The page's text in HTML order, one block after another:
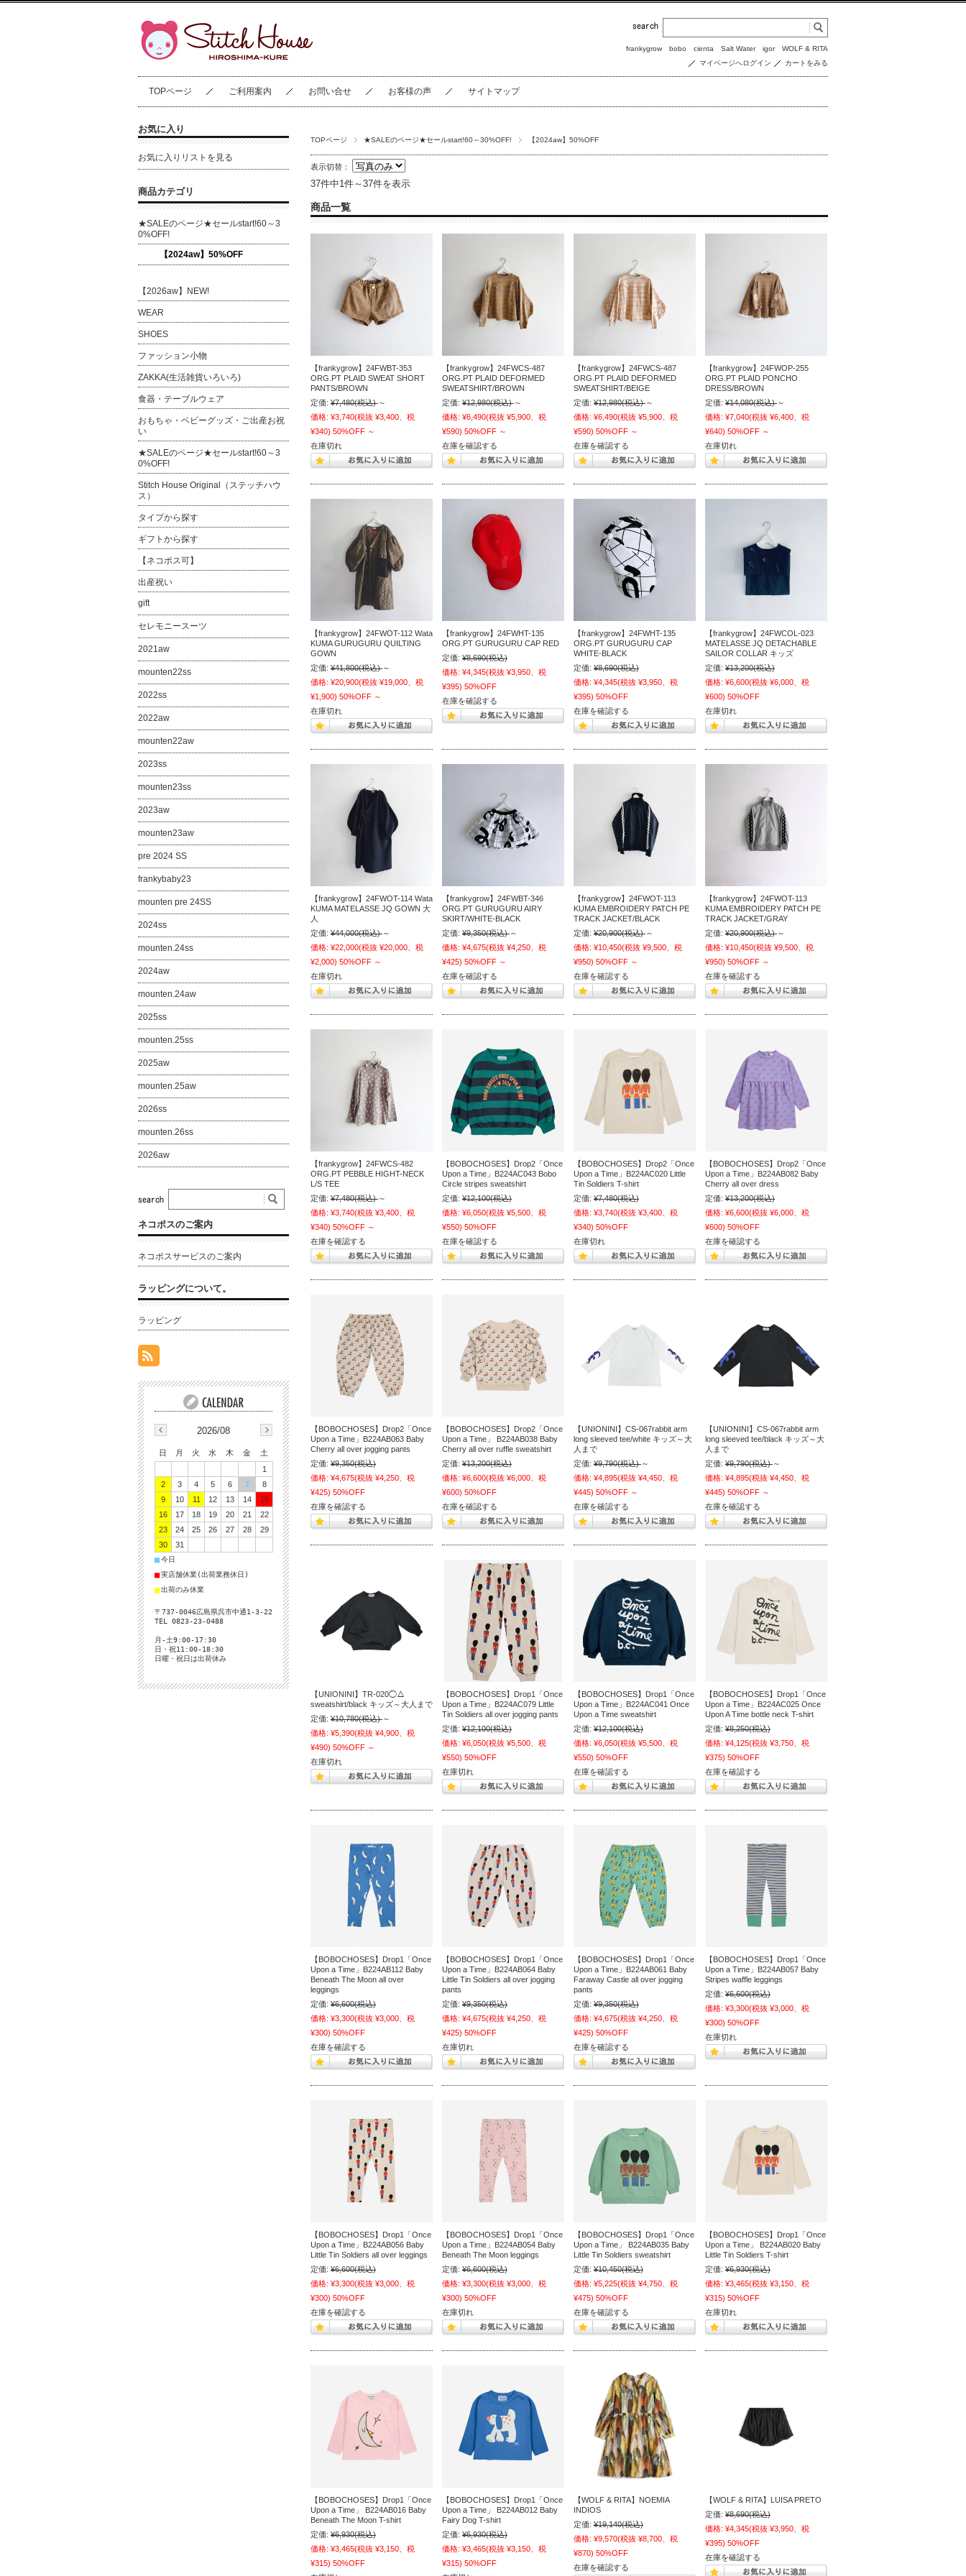
frankygrow bobo cienta Salt Water igor
WOLF & RITA
マイページへログイン
カートをみる
TOPページ ご利用案内 お問い合せ お客様の声 サイトマップ
TOPページ ★SALEのページ★セールstart!60～30%OFF! 【2024aw】50%OFF
表示切替：
37件中1件～37件を表示
商品一覧
【frankygrow】24FWBT-353
ORG.PT PLAID SWEAT SHORT
PANTS/BROWN
定価: ¥7,480(税込) ～
価格: ¥3,740(税抜 ¥3,400、税
¥340) 50%OFF ～
在庫切れ
【frankygrow】24FWCS-487
ORG.PT PLAID DEFORMED
SWEATSHIRT/BROWN
定価: ¥12,980(税込) ～
価格: ¥6,490(税抜 ¥5,900、税
¥590) 50%OFF ～
在庫を確認する
【frankygrow】24FWCS-487
ORG.PT PLAID DEFORMED
SWEATSHIRT/BEIGE
定価: ¥12,980(税込) ～
価格: ¥6,490(税抜 ¥5,900、税
¥590) 50%OFF ～
在庫を確認する
【frankygrow】24FWOP-255
ORG.PT PLAID PONCHO
DRESS/BROWN
定価: ¥14,080(税込) ～
価格: ¥7,040(税抜 ¥6,400、税
¥640) 50%OFF ～
在庫切れ
【frankygrow】24FWOT-112 Wata
KUMA GURUGURU QUILTING
GOWN
定価: ¥41,800(税込) ～
価格: ¥20,900(税抜 ¥19,000、税
¥1,900) 50%OFF ～
在庫切れ
【frankygrow】24FWHT-135
ORG.PT GURUGURU CAP RED
定価: ¥8,690(税込)
価格: ¥4,345(税抜 ¥3,950、税
¥395) 50%OFF
在庫を確認する
【frankygrow】24FWHT-135
ORG.PT GURUGURU CAP
WHITE-BLACK
定価: ¥8,690(税込)
価格: ¥4,345(税抜 ¥3,950、税
¥395) 50%OFF
在庫を確認する
【frankygrow】24FWCOL-023
MATELASSE JQ DETACHABLE
SAILOR COLLAR キッズ
定価: ¥13,200(税込)
価格: ¥6,600(税抜 ¥6,000、税
¥600) 50%OFF
在庫切れ
【frankygrow】24FWOT-114 Wata
KUMA MATELASSE JQ GOWN 大
人
定価: ¥44,000(税込) ～
価格: ¥22,000(税抜 ¥20,000、税
¥2,000) 50%OFF ～
在庫切れ
【frankygrow】24FWBT-346
ORG.PT GURUGURU AIRY
SKIRT/WHITE-BLACK
定価: ¥9,350(税込) ～
価格: ¥4,675(税抜 ¥4,250、税
¥425) 50%OFF ～
在庫を確認する
【frankygrow】24FWOT-113
KUMA EMBROIDERY PATCH PE
TRACK JACKET/BLACK
定価: ¥20,900(税込) ～
価格: ¥10,450(税抜 ¥9,500、税
¥950) 50%OFF ～
在庫を確認する
【frankygrow】24FWOT-113
KUMA EMBROIDERY PATCH PE
TRACK JACKET/GRAY
定価: ¥20,900(税込) ～
価格: ¥10,450(税抜 ¥9,500、税
¥950) 50%OFF ～
在庫を確認する
【frankygrow】24FWCS-482
ORG.PT PEBBLE HIGHT-NECK
L/S TEE
定価: ¥7,480(税込) ～
価格: ¥3,740(税抜 ¥3,400、税
¥340) 50%OFF ～
在庫を確認する
【BOBOCHOSES】Drop2「Once
Upon a Time」B224AC043 Bobo
Circle stripes sweatshirt
定価: ¥12,100(税込)
価格: ¥6,050(税抜 ¥5,500、税
¥550) 50%OFF
在庫を確認する
【BOBOCHOSES】Drop2「Once
Upon a Time」B224AC020 Little
Tin Soldiers T-shirt
定価: ¥7,480(税込)
価格: ¥3,740(税抜 ¥3,400、税
¥340) 50%OFF
在庫切れ
【BOBOCHOSES】Drop2「Once
Upon a Time」B224AB082 Baby
Cherry all over dress
定価: ¥13,200(税込)
価格: ¥6,600(税抜 ¥6,000、税
¥600) 50%OFF
在庫を確認する
【BOBOCHOSES】Drop2「Once
Upon a Time」B224AB063 Baby
Cherry all over jogging pants
定価: ¥9,350(税込)
価格: ¥4,675(税抜 ¥4,250、税
¥425) 50%OFF
在庫を確認する
【BOBOCHOSES】Drop2「Once
Upon a Time」 B224AB038 Baby
Cherry all over ruffle sweatshirt
定価: ¥13,200(税込)
価格: ¥6,600(税抜 ¥6,000、税
¥600) 50%OFF
在庫を確認する
【UNIONINI】CS-067rabbit arm
long sleeved tee/white キッズ～大
人まで
定価: ¥9,790(税込) ～
価格: ¥4,895(税抜 ¥4,450、税
¥445) 50%OFF ～
在庫を確認する
【UNIONINI】CS-067rabbit arm
long sleeved tee/black キッズ～大
人まで
定価: ¥9,790(税込) ～
価格: ¥4,895(税抜 ¥4,450、税
¥445) 50%OFF ～
在庫を確認する
【UNIONINI】TR-020◯△
sweatshirt/black キッズ～大人まで
定価: ¥10,780(税込) ～
価格: ¥5,390(税抜 ¥4,900、税
¥490) 50%OFF ～
在庫切れ
【BOBOCHOSES】Drop1「Once
Upon a Time」B224AC079 Little
Tin Soldiers all over jogging pants
定価: ¥12,100(税込)
価格: ¥6,050(税抜 ¥5,500、税
¥550) 50%OFF
在庫切れ
【BOBOCHOSES】Drop1「Once
Upon a Time」B224AC041 Once
Upon a Time sweatshirt
定価: ¥12,100(税込)
価格: ¥6,050(税抜 ¥5,500、税
¥550) 50%OFF
在庫を確認する
【BOBOCHOSES】Drop1「Once
Upon a Time」B224AC025 Once
Upon A Time bottle neck T-shirt
定価: ¥8,250(税込)
価格: ¥4,125(税抜 ¥3,750、税
¥375) 50%OFF
在庫を確認する
【BOBOCHOSES】Drop1「Once
Upon a Time」B224AB112 Baby
Beneath The Moon all over
leggings
定価: ¥6,600(税込)
価格: ¥3,300(税抜 ¥3,000、税
¥300) 50%OFF
在庫を確認する
【BOBOCHOSES】Drop1「Once
Upon a Time」B224AB064 Baby
Little Tin Soldiers all over jogging
pants
定価: ¥9,350(税込)
価格: ¥4,675(税抜 ¥4,250、税
¥425) 50%OFF
在庫切れ
【BOBOCHOSES】Drop1「Once
Upon a Time」B224AB061 Baby
Faraway Castle all over jogging
pants
定価: ¥9,350(税込)
価格: ¥4,675(税抜 ¥4,250、税
¥425) 50%OFF
在庫を確認する
【BOBOCHOSES】Drop1「Once
Upon a Time」B224AB057 Baby
Stripes waffle leggings
定価: ¥6,600(税込)
価格: ¥3,300(税抜 ¥3,000、税
¥300) 50%OFF
在庫切れ
【BOBOCHOSES】Drop1「Once
Upon a Time」B224AB056 Baby
Little Tin Soldiers all over leggings
定価: ¥6,600(税込)
価格: ¥3,300(税抜 ¥3,000、税
¥300) 50%OFF
在庫を確認する
【BOBOCHOSES】Drop1「Once
Upon a Time」B224AB054 Baby
Beneath The Moon leggings
定価: ¥6,600(税込)
価格: ¥3,300(税抜 ¥3,000、税
¥300) 50%OFF
在庫切れ
【BOBOCHOSES】Drop1「Once
Upon a Time」 B224AB035 Baby
Little Tin Soldiers sweatshirt
定価: ¥10,450(税込)
価格: ¥5,225(税抜 ¥4,750、税
¥475) 50%OFF
在庫を確認する
【BOBOCHOSES】Drop1「Once
Upon a Time」 B224AB020 Baby
Little Tin Soldiers T-shirt
定価: ¥6,930(税込)
価格: ¥3,465(税抜 ¥3,150、税
¥315) 50%OFF
在庫切れ
【BOBOCHOSES】Drop1「Once
Upon a Time」 B224AB016 Baby
Beneath The Moon T-shirt
定価: ¥6,930(税込)
価格: ¥3,465(税抜 ¥3,150、税
¥315) 50%OFF
【BOBOCHOSES】Drop1「Once
Upon a Time」 B224AB012 Baby
Fairy Dog T-shirt
定価: ¥6,930(税込)
価格: ¥3,465(税抜 ¥3,150、税
¥315) 50%OFF
【WOLF & RITA】NOEMIA
INDIOS
定価: ¥19,140(税込)
価格: ¥9,570(税抜 ¥8,700、税
¥870) 50%OFF
在庫を確認する
【WOLF & RITA】LUISA PRETO
定価: ¥8,690(税込)
価格: ¥4,345(税抜 ¥3,950、税
¥395) 50%OFF
在庫を確認する
お気に入り
お気に入りリストを見る
商品カテゴリ
★SALEのページ★セールstart!60～3
0%OFF!
【2024aw】50%OFF
【2026aw】NEW!
WEAR
SHOES
ファッション小物
ZAKKA(生活雑貨いろいろ)
食器・テーブルウェア
おもちゃ・ベビーグッズ・ご出産お祝
い
★SALEのページ★セールstart!60～3
0%OFF!
Stitch House Original（ステッチハウ
ス）
タイプから探す
ギフトから探す
【ネコポス可】
出産祝い
gift
セレモニースーツ
2021aw
mounten22ss
2022ss
2022aw
mounten22aw
2023ss
mounten23ss
2023aw
mounten23aw
pre 2024 SS
frankybaby23
mounten pre 24SS
2024ss
mounten.24ss
2024aw
mounten.24aw
2025ss
mounten.25ss
2025aw
mounten.25aw
2026ss
mounten.26ss
2026aw
ネコポスのご案内
ネコポスサービスのご案内
ラッピングについて。
ラッピング
2026/08
日 月 火 水 木 金
土
1
2
3 4 5 6 7
8
9
10 11 12 13 14
15
16
17 18 19 20 21
22
23
24 25 26 27 28
29
30
31
■今日
■実店舗休業(出荷業務休日)
■出荷のみ休業
〒737-0046広島県呉市中通1-3-22
TEL 0823-23-0488
月-土9:00-17:30
日・祝11:00-18:30
日曜・祝日は出荷休み